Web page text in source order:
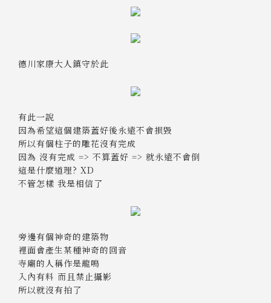
德川家康大人鎮守於此
有此一說
因為希望這個建築蓋好後永遠不會損毀
所以有個柱子的雕花沒有完成
因為 沒有完成 => 不算蓋好 => 就永遠不會倒
這是什麼道理? XD
不管怎樣 我是相信了
旁邊有個神奇的建築物
裡面會產生某種神奇的回音
寺廟的人稱作是龍鳴
入內有料 而且禁止攝影
所以就沒有拍了